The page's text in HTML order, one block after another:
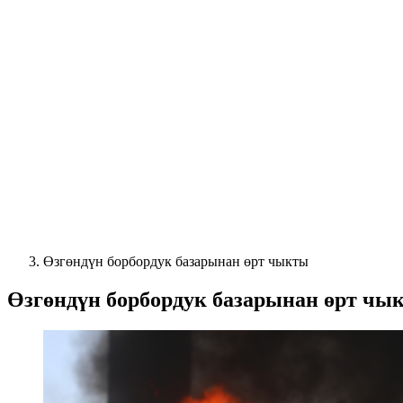
Өзгөндүн борбордук базарынан өрт чыкты
Өзгөндүн борбордук базарынан өрт